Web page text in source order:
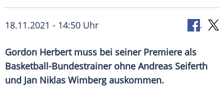
18.11.2021 - 14:50 Uhr
Gordon Herbertmuss bei seiner Premiere als
Basketball-Bundestrainer ohne Andreas Seiferth
und Jan Niklas Wimbergauskommen.